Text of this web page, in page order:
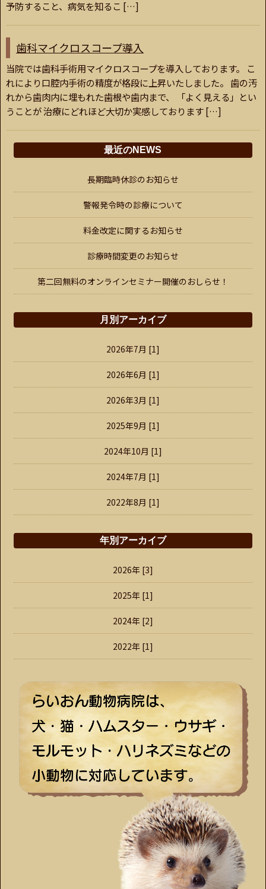
予防すること、病気を知るこ […]
歯科マイクロスコープ導入
当院では歯科手術用マイクロスコープを導入しております。 こ
れにより口腔内手術の精度が格段に上昇いたしました。 歯の汚
れから歯肉内に埋もれた歯根や歯内まで、 「よく見える」とい
うことが 治療にどれほど大切か実感しております […]
最近のNEWS
長期臨時休診のお知らせ
警報発令時の診療について
料金改定に関するお知らせ
診療時間変更のお知らせ
第二回無料のオンラインセミナー開催のおしらせ！
月別アーカイブ
2026年7月 [1]
2026年6月 [1]
2026年3月 [1]
2025年9月 [1]
2024年10月 [1]
2024年7月 [1]
2022年8月 [1]
年別アーカイブ
2026年 [3]
2025年 [1]
2024年 [2]
2022年 [1]